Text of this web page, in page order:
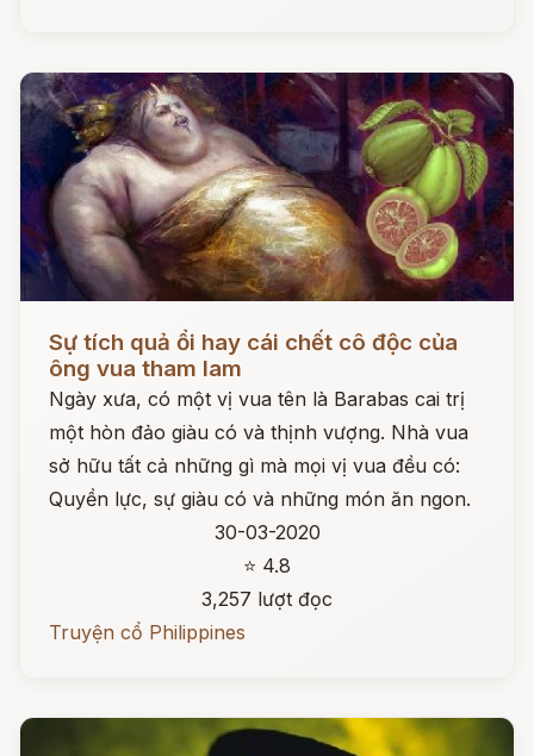
Sự tích quả ổi hay cái chết cô độc của
ông vua tham lam
Ngày xưa, có một vị vua tên là Barabas cai trị
một hòn đảo giàu có và thịnh vượng. Nhà vua
sở hữu tất cả những gì mà mọi vị vua đều có:
Quyền lực, sự giàu có và những món ăn ngon.
30-03-2020
⭐ 4.8
3,257 lượt đọc
Truyện cổ Philippines